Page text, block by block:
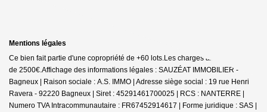
Mentions légales
Ce bien fait partie d'une copropriété de +60 lots.Les charges annuelles sont
de 2500€.Affichage des informations légales : SAUZÉAT IMMOBILIER -
Bagneux | Raison sociale : A.S. IMMO | Adresse siège social : 19 rue Henri
Ravera - 92220 Bagneux | Siret : 45291461700025 | RCS : NANTERRE |
Numero TVA Intracommunautaire : FR67452914617 | Forme juridique : SAS |